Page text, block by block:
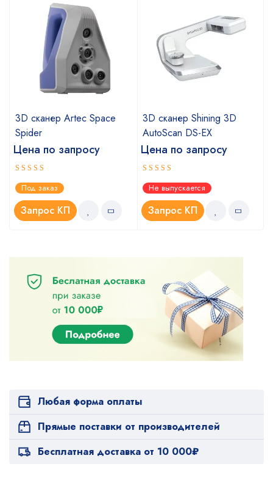
3D сканер Artec Space
Spider
Цена по запросу
Оценка
5.00из 5
Под заказ
Запрос КП
3D сканер Shining 3D
AutoScan DS-EX
Цена по запросу
Оценка
4.67из 5
Не выпускается
Запрос КП
Любая форма оплаты
Прямые поставки от производителей
Бесплатная доставка от 10 000₽